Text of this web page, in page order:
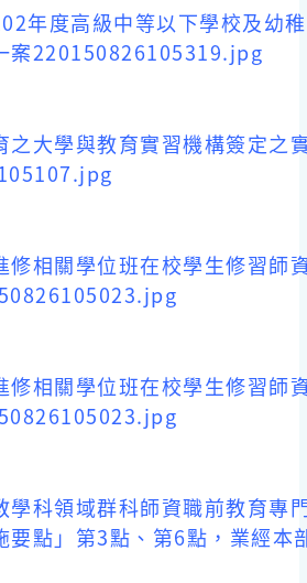
年度高級中等以下學校及幼
案220150826105319.jpg
之大學與教育實習機構簽定之
修相關學位班在校學生修習師
修相關學位班在校學生修習師
學科領域群科師資職前教育專
要點」第3點、第6點，業經本